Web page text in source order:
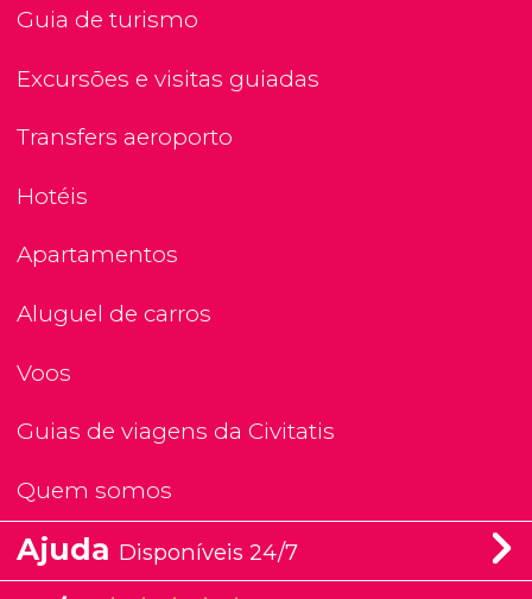
Guia de turismo
Excursões e visitas guiadas
Transfers aeroporto
Hotéis
Apartamentos
Aluguel de carros
Voos
Guias de viagens da Civitatis
Quem somos
Ajuda Disponíveis 24/7